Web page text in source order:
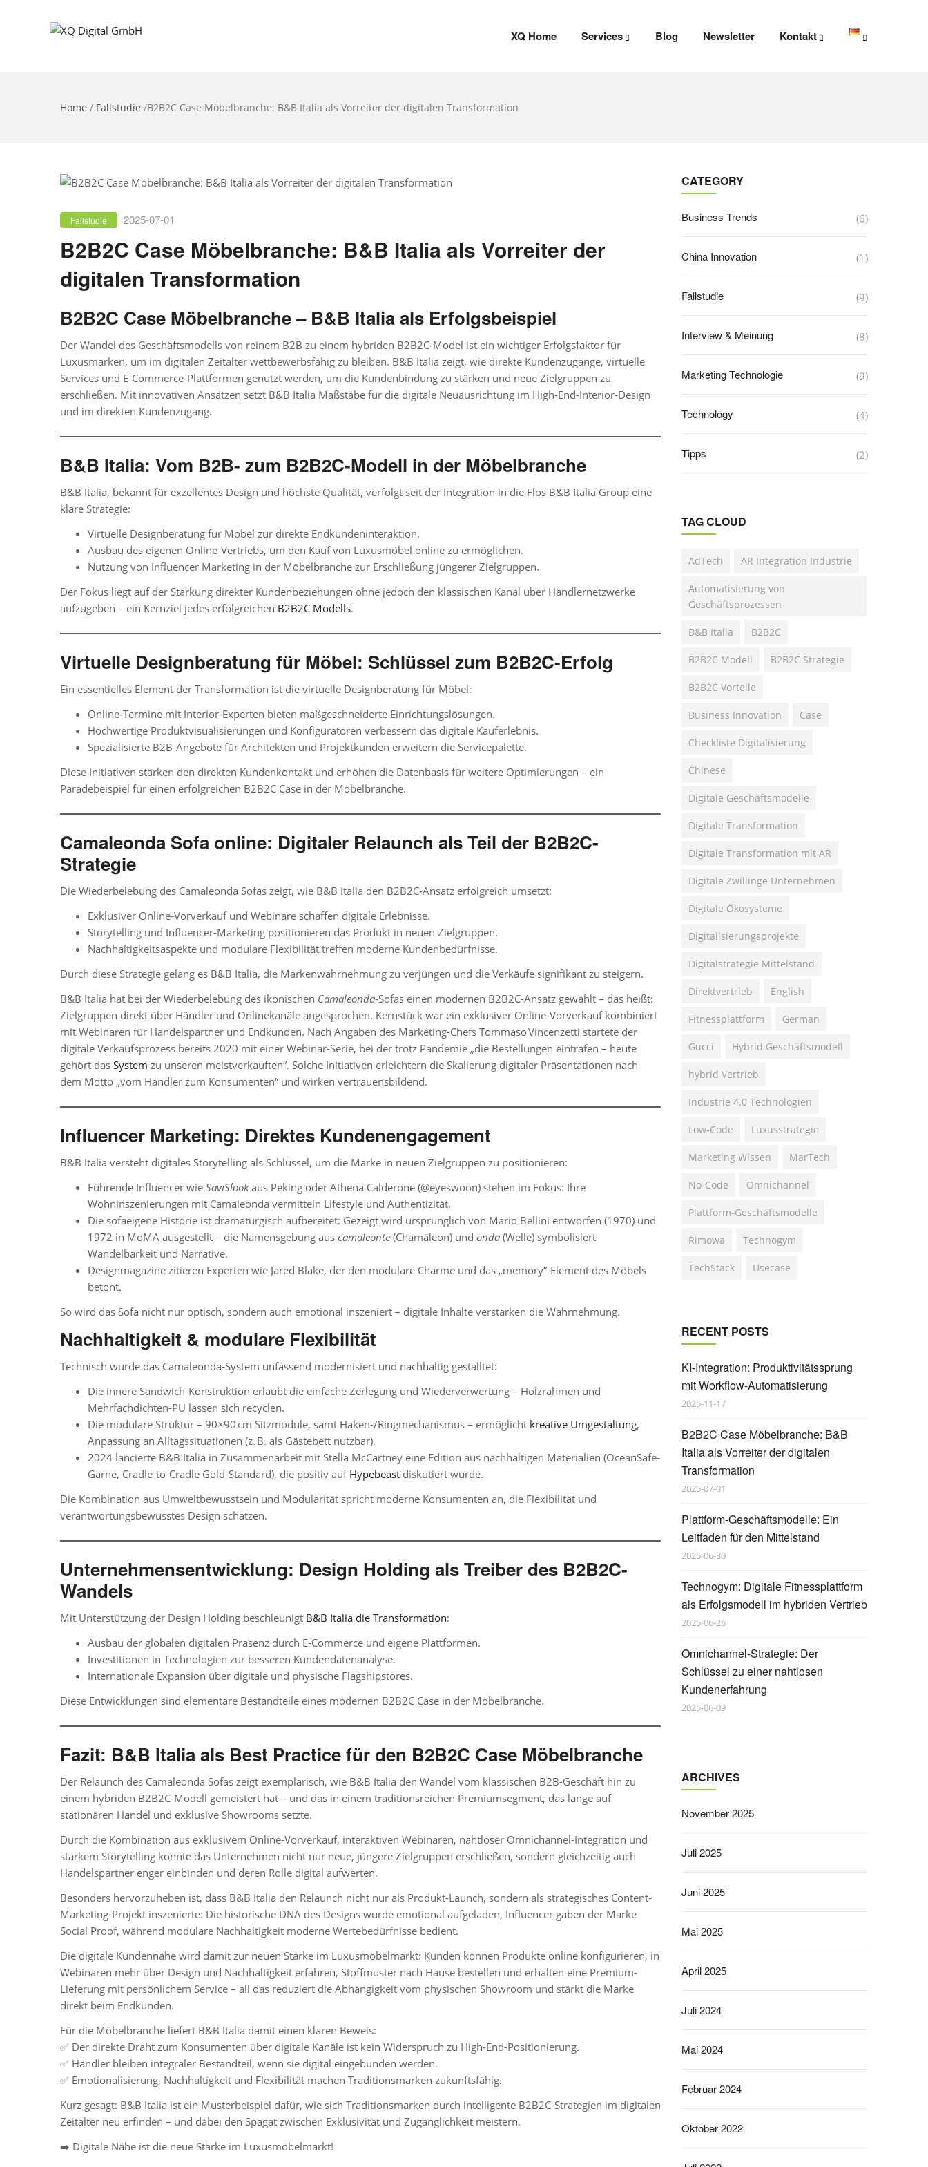
XQ Home Services Blog Newsletter Kontakt
Home / Fallstudie /B2B2C Case Möbelbranche: B&B Italia als Vorreiter der digitalen Transformation
Fallstudie 2025-07-01
B2B2C Case Möbelbranche: B&B Italia als Vorreiter der
digitalen Transformation
B2B2C Case Möbelbranche – B&B Italia als Erfolgsbeispiel
Der Wandel des Geschäftsmodells von reinem B2B zu einem hybriden B2B2C-Model ist ein wichtiger Erfolgsfaktor für
Luxusmarken, um im digitalen Zeitalter wettbewerbsfähig zu bleiben. B&B Italia zeigt, wie direkte Kundenzugänge, virtuelle
Services und E-Commerce-Plattformen genutzt werden, um die Kundenbindung zu stärken und neue Zielgruppen zu
erschließen. Mit innovativen Ansätzen setzt B&B Italia Maßstäbe für die digitale Neuausrichtung im High-End-Interior-Design
und im direkten Kundenzugang.
B&B Italia: Vom B2B- zum B2B2C-Modell in der Möbelbranche
B&B Italia, bekannt für exzellentes Design und höchste Qualität, verfolgt seit der Integration in die Flos B&B Italia Group eine
klare Strategie:
Virtuelle Designberatung für Möbel zur direkte Endkundeninteraktion.
Ausbau des eigenen Online-Vertriebs, um den Kauf von Luxusmöbel online zu ermöglichen.
Nutzung von Influencer Marketing in der Möbelbranche zur Erschließung jüngerer Zielgruppen.
Der Fokus liegt auf der Stärkung direkter Kundenbeziehungen ohne jedoch den klassischen Kanal über Händlernetzwerke
aufzugeben – ein Kernziel jedes erfolgreichen B2B2C Modells.
Virtuelle Designberatung für Möbel: Schlüssel zum B2B2C-Erfolg
Ein essentielles Element der Transformation ist die virtuelle Designberatung für Möbel:
Online-Termine mit Interior-Experten bieten maßgeschneiderte Einrichtungslösungen.
Hochwertige Produktvisualisierungen und Konfiguratoren verbessern das digitale Kauferlebnis.
Spezialisierte B2B-Angebote für Architekten und Projektkunden erweitern die Servicepalette.
Diese Initiativen stärken den direkten Kundenkontakt und erhöhen die Datenbasis für weitere Optimierungen – ein
Paradebeispiel für einen erfolgreichen B2B2C Case in der Möbelbranche.
Camaleonda Sofa online: Digitaler Relaunch als Teil der B2B2C-
Strategie
Die Wiederbelebung des Camaleonda Sofas zeigt, wie B&B Italia den B2B2C-Ansatz erfolgreich umsetzt:
Exklusiver Online-Vorverkauf und Webinare schaffen digitale Erlebnisse.
Storytelling und Influencer-Marketing positionieren das Produkt in neuen Zielgruppen.
Nachhaltigkeitsaspekte und modulare Flexibilität treffen moderne Kundenbedürfnisse.
Durch diese Strategie gelang es B&B Italia, die Markenwahrnehmung zu verjüngen und die Verkäufe signifikant zu steigern.
B&B Italia hat bei der Wiederbelebung des ikonischen Camaleonda-Sofas einen modernen B2B2C-Ansatz gewählt – das heißt:
Zielgruppen direkt über Händler und Onlinekanäle angesprochen. Kernstück war ein exklusiver Online-Vorverkauf kombiniert
mit Webinaren für Handelspartner und Endkunden. Nach Angaben des Marketing-Chefs Tommaso Vincenzetti startete der
digitale Verkaufsprozess bereits 2020 mit einer Webinar-Serie, bei der trotz Pandemie „die Bestellungen eintrafen – heute
gehört das System zu unseren meistverkauften“. Solche Initiativen erleichtern die Skalierung digitaler Präsentationen nach
dem Motto „vom Händler zum Konsumenten“ und wirken vertrauensbildend.
Influencer Marketing: Direktes Kundenengagement
B&B Italia versteht digitales Storytelling als Schlüssel, um die Marke in neuen Zielgruppen zu positionieren:
Führende Influencer wie SaviSlookaus Peking oder Athena Calderone (@eyeswoon) stehen im Fokus: Ihre
Wohninszenierungen mit Camaleonda vermitteln Lifestyle und Authentizität.
Die sofaeigene Historie ist dramaturgisch aufbereitet: Gezeigt wird ursprünglich von Mario Bellini entworfen (1970) und
1972 in MoMA ausgestellt – die Namensgebung aus camaleonte (Chamäleon) und onda (Welle) symbolisiert
Wandelbarkeit und Narrative.
Designmagazine zitieren Experten wie Jared Blake, der den modulare Charme und das „memory“-Element des Möbels
betont.
So wird das Sofa nicht nur optisch, sondern auch emotional inszeniert – digitale Inhalte verstärken die Wahrnehmung.
Nachhaltigkeit & modulare Flexibilität
Technisch wurde das Camaleonda-System unfassend modernisiert und nachhaltig gestalltet:
Die innere Sandwich-Konstruktion erlaubt die einfache Zerlegung und Wiederverwertung – Holzrahmen und
Mehrfachdichten-PU lassen sich recyclen.
Die modulare Struktur – 90×90 cm Sitzmodule, samt Haken-/Ringmechanismus – ermöglicht kreative Umgestaltung,
Anpassung an Alltagssituationen (z. B. als Gästebett nutzbar).
2024 lancierte B&B Italia in Zusammenarbeit mit Stella McCartney eine Edition aus nachhaltigen Materialien (OceanSafe-
Garne, Cradle-to-Cradle Gold-Standard), die positiv auf Hypebeast diskutiert wurde.
Die Kombination aus Umweltbewusstsein und Modularität spricht moderne Konsumenten an, die Flexibilität und
verantwortungsbewusstes Design schätzen.
Unternehmensentwicklung: Design Holding als Treiber des B2B2C-
Wandels
Mit Unterstützung der Design Holding beschleunigt B&B Italia die Transformation:
Ausbau der globalen digitalen Präsenz durch E-Commerce und eigene Plattformen.
Investitionen in Technologien zur besseren Kundendatenanalyse.
Internationale Expansion über digitale und physische Flagshipstores.
Diese Entwicklungen sind elementare Bestandteile eines modernen B2B2C Case in der Möbelbranche.
Fazit: B&B Italia als Best Practice für den B2B2C Case Möbelbranche
Der Relaunch des Camaleonda Sofas zeigt exemplarisch, wie B&B Italia den Wandel vom klassischen B2B-Geschäft hin zu
einem hybriden B2B2C-Modell gemeistert hat – und das in einem traditionsreichen Premiumsegment, das lange auf
stationären Handel und exklusive Showrooms setzte.
Durch die Kombination aus exklusivem Online-Vorverkauf, interaktiven Webinaren, nahtloser Omnichannel-Integration und
starkem Storytelling konnte das Unternehmen nicht nur neue, jüngere Zielgruppen erschließen, sondern gleichzeitig auch
Handelspartner enger einbinden und deren Rolle digital aufwerten.
Besonders hervorzuheben ist, dass B&B Italia den Relaunch nicht nur als Produkt-Launch, sondern als strategisches Content-
Marketing-Projekt inszenierte: Die historische DNA des Designs wurde emotional aufgeladen, Influencer gaben der Marke
Social Proof, während modulare Nachhaltigkeit moderne Wertebedürfnisse bedient.
Die digitale Kundennähe wird damit zur neuen Stärke im Luxusmöbelmarkt: Kunden können Produkte online konfigurieren, in
Webinaren mehr über Design und Nachhaltigkeit erfahren, Stoffmuster nach Hause bestellen und erhalten eine Premium-
Lieferung mit persönlichem Service – all das reduziert die Abhängigkeit vom physischen Showroom und stärkt die Marke
direkt beim Endkunden.
Für die Möbelbranche liefert B&B Italia damit einen klaren Beweis:
✅ Der direkte Draht zum Konsumenten über digitale Kanäle ist kein Widerspruch zu High-End-Positionierung.
✅ Händler bleiben integraler Bestandteil, wenn sie digital eingebunden werden.
✅ Emotionalisierung, Nachhaltigkeit und Flexibilität machen Traditionsmarken zukunftsfähig.
Kurz gesagt: B&B Italia ist ein Musterbeispiel dafür, wie sich Traditionsmarken durch intelligente B2B2C-Strategien im digitalen
Zeitalter neu erfinden – und dabei den Spagat zwischen Exklusivität und Zugänglichkeit meistern.
➡️ Digitale Nähe ist die neue Stärke im Luxusmöbelmarkt!
CATEGORY
Business Trends (6)
China Innovation (1)
Fallstudie (9)
Interview & Meinung (8)
Marketing Technologie (9)
Technology (4)
Tipps (2)
TAG CLOUD
AdTech AR Integration Industrie
Automatisierung von
Geschäftsprozessen
B&B Italia B2B2C
B2B2C Modell B2B2C Strategie
B2B2C Vorteile
Business Innovation Case
Checkliste Digitalisierung
Chinese
Digitale Geschäftsmodelle
Digitale Transformation
Digitale Transformation mit AR
Digitale Zwillinge Unternehmen
Digitale Ökosysteme
Digitalisierungsprojekte
Digitalstrategie Mittelstand
Direktvertrieb English
Fitnessplattform German
Gucci Hybrid Geschäftsmodell
hybrid Vertrieb
Industrie 4.0 Technologien
Low-Code Luxusstrategie
Marketing Wissen MarTech
No-Code Omnichannel
Plattform-Geschäftsmodelle
Rimowa Technogym
TechStack Usecase
RECENT POSTS
KI-Integration: Produktivitätssprung
mit Workflow-Automatisierung
2025-11-17
B2B2C Case Möbelbranche: B&B
Italia als Vorreiter der digitalen
Transformation
2025-07-01
Plattform-Geschäftsmodelle: Ein
Leitfaden für den Mittelstand
2025-06-30
Technogym: Digitale Fitnessplattform
als Erfolgsmodell im hybriden Vertrieb
2025-06-26
Omnichannel-Strategie: Der
Schlüssel zu einer nahtlosen
Kundenerfahrung
2025-06-09
ARCHIVES
November 2025
Juli 2025
Juni 2025
Mai 2025
April 2025
Juli 2024
Mai 2024
Februar 2024
Oktober 2022